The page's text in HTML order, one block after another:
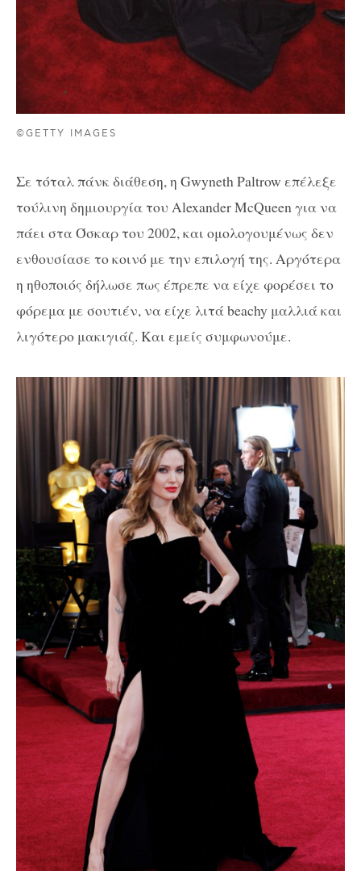
©GETTY IMAGES
Σε τόταλ πάνκ διάθεση, η Gwyneth Paltrow επέλεξε
τούλινη δημιουργία του Alexander McQueen για να
πάει στα Όσκαρ του 2002, και ομολογουμένως δεν
ενθουσίασε το κοινό με την επιλογή της. Αργότερα
η ηθοποιός δήλωσε πως έπρεπε να είχε φορέσει το
φόρεμα με σουτιέν, να είχε λιτά beachy μαλλιά και
λιγότερο μακιγιάζ. Και εμείς συμφωνούμε.